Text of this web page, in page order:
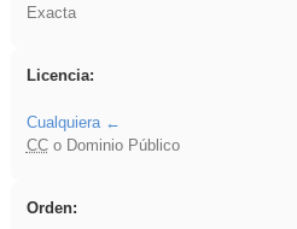
Exacta
Licencia:
Cualquiera
CCo Dominio Público
Orden: